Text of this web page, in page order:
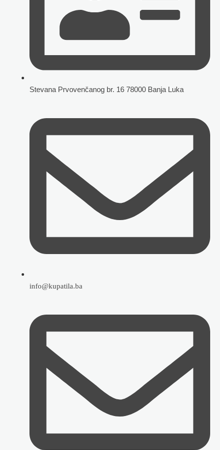
Stevana Prvovenčanog br. 16 78000 Banja Luka
info@kupatila.ba